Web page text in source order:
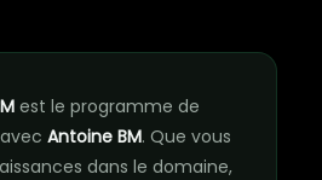
est le programme de
Antoine BM. Que vous
dans le domaine,